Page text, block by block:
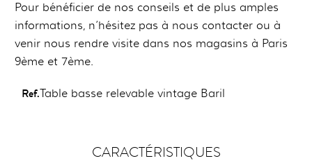
Pour bénéficier de nos conseils et de plus amples
informations, n’hésitez pas à nous contacter ou à
venir nous rendre visite dans nos magasins à Paris
9ème et 7ème.
Ref.Table basse relevable vintage Baril
CARACTÉRISTIQUES